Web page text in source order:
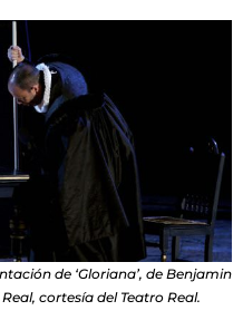
de ‘Gloriana’, de Benjamin
cortesía del Teatro Real.